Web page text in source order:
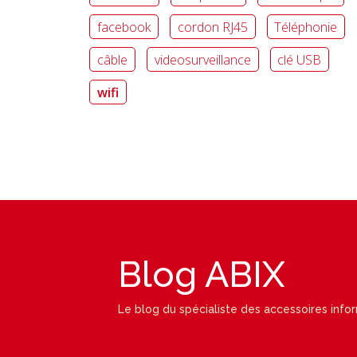
facebook
cordon RJ45
Téléphonie
câble
videosurveillance
clé USB
wifi
Blog ABIX
Le blog du spécialiste des accessoires